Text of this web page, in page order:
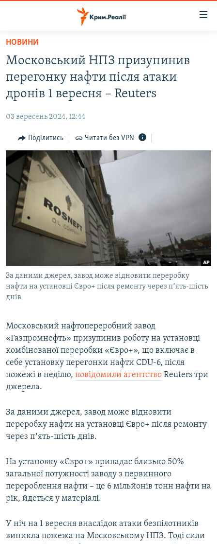
Перейти
основного
матеріалу
Перейти
до
основної
навігації
Перейти
до
пошуку
ВІДЕО ТА ФОТО
БЛОГИ
ПОГЛЯД
ІНТЕРВ'Ю
ВСЕ ЗА ДЕНЬ
СПЕЦПРОЕКТИ
ДЕПОРТАЦІЯ
ВІДЕОУРОКИ «ELIFBE»
СВІДЧЕННЯ ОКУПАЦІЇ
УКРАЇНСЬКА ПРОБЛЕМА КРИМУ
ІНФОГРАФІКА
ЯК ОБІЙТИ БЛОКУВАННЯ
Русский
ДОЛУЧАЙСЯ!
Усі сайти RFE/RL
НОВИНИ
Московський НПЗ призупинив
перегонку нафти після атаки
дронів 1 вересня – Reuters
03 вересень 2024, 12:44
Поділитись Читати без VPN
За даними джерел, завод може відновити переробку
нафти на установці Євро+ після ремонту через пʼять-шість
днів
Московський нафтопереробний завод
«Газпромнефть» призупинив роботу на установці
комбінованої переробки «Євро+», що включає в
себе установку перегонки нафти CDU-6, після
пожежі в неділю, повідомили агентство Reuters три
джерела.
За даними джерел, завод може відновити
переробку нафти на установці Євро+ після ремонту
через пʼять-шість днів.
На установку «Євро+» припадає близько 50%
загальної потужності заводу з первинного
перероблення нафти – це 6 мільйонів тонн нафти на
рік, йдеться у матеріалі.
У ніч на 1 вересня внаслідок атаки безпілотників
виникла пожежа на Московському НПЗ. Тоді сили